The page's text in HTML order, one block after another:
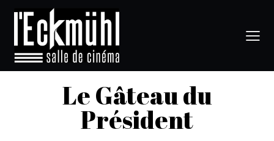
Le Gâteau du
Président